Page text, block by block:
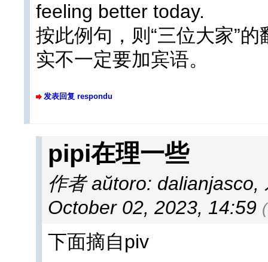
feeling better today.
按此例句，则“三位大家”
实不一定要加宾语。
发表回复 respondu
pipi在理一些
作者 aŭtoro: dalianjasco,
October 02, 2023, 14:59
下面摘自piv